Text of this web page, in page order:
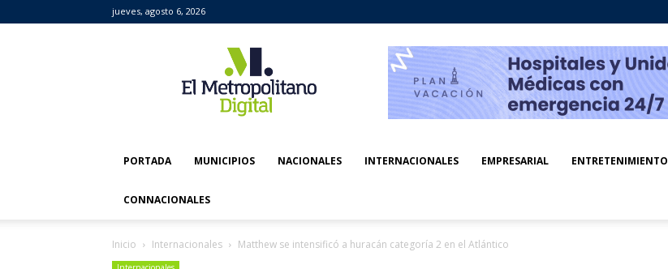
jueves, agosto 6, 2026
Metropolitano
Digital
PORTADA MUNICIPIOS NACIONALES INTERNACIONALES EMPRESARIAL ENTRETENIMIENTO
CONNACIONALES
Inicio Internacionales Matthew se intensificó a huracán categoría 2 en el Atlántico